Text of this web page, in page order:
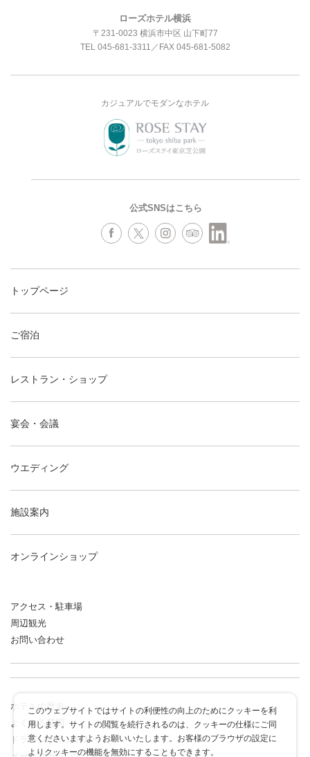
このウェブサイトではサイトの利便性の向上のためにクッキーを利
用します。サイトの閲覧を続行されるのは、クッキーの仕様にご同
意くださいますようお願いいたします。お客様のブラウザの設定に
よりクッキーの機能を無効にすることもできます。
ローズホテル横浜
〒231-0023 横浜市中区 山下町77
TEL 045-681-3311 ／FAX 045-681-5082
カジュアルでモダンなホテル
公式SNSはこちら
トップページ
ご宿泊
レストラン・ショップ
宴会・会議
ウエディング
施設案内
オンラインショップ
アクセス・駐車場
周辺観光
お問い合わせ
ホテルの歴史
よくある質問
ドラゴンポイントカード